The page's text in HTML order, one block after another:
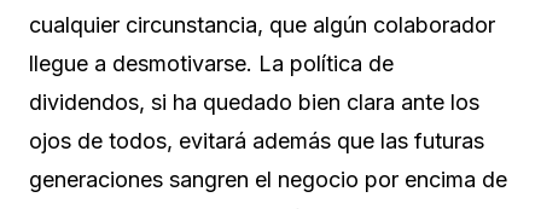
cualquier circunstancia, que algún colaborador
llegue a desmotivarse. La política de
dividendos, si ha quedado bien clara ante los
ojos de todos, evitará además que las futuras
generaciones sangren el negocio por encima de